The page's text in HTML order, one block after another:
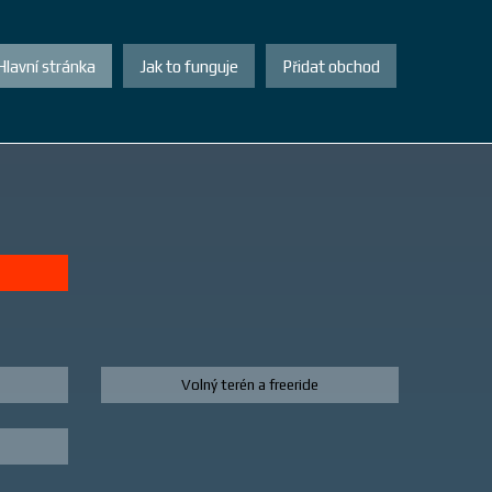
stránka Jak to funguje Přidat obchod
Volný terén a freeride